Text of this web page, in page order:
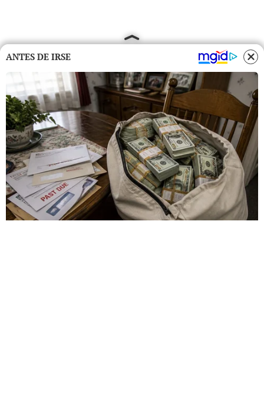
ANTES DE IRSE